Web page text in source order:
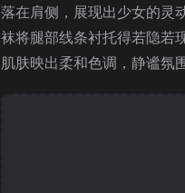
落在肩侧，展现出少女的灵
袜将腿部线条衬托得若隐若
肌肤映出柔和色调，静谧氛